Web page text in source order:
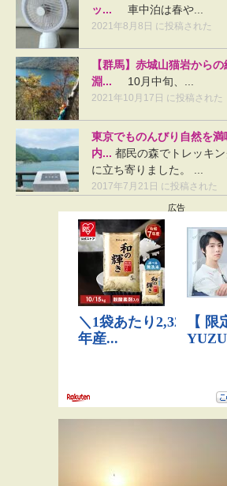
ッ...
車中泊は春や...
2021年8月8日 に投稿された
【群馬】赤城山猫岩から
淵...
10月中旬、...
2021年10月17日 に投稿された
東京でものんびり自然を
内... 都民の森でトレッキ
に立ち寄りました。 ...
2017年7月21日 に投稿された
広告